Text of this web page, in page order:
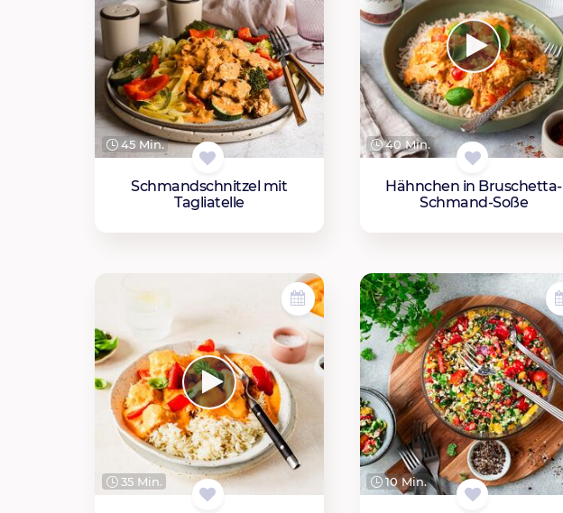
45 Min.
Schmandschnitzel mit
Tagliatelle
40 Min.
Hähnchen in Bruschetta-
Schmand-Soße
35 Min. 10 Min.